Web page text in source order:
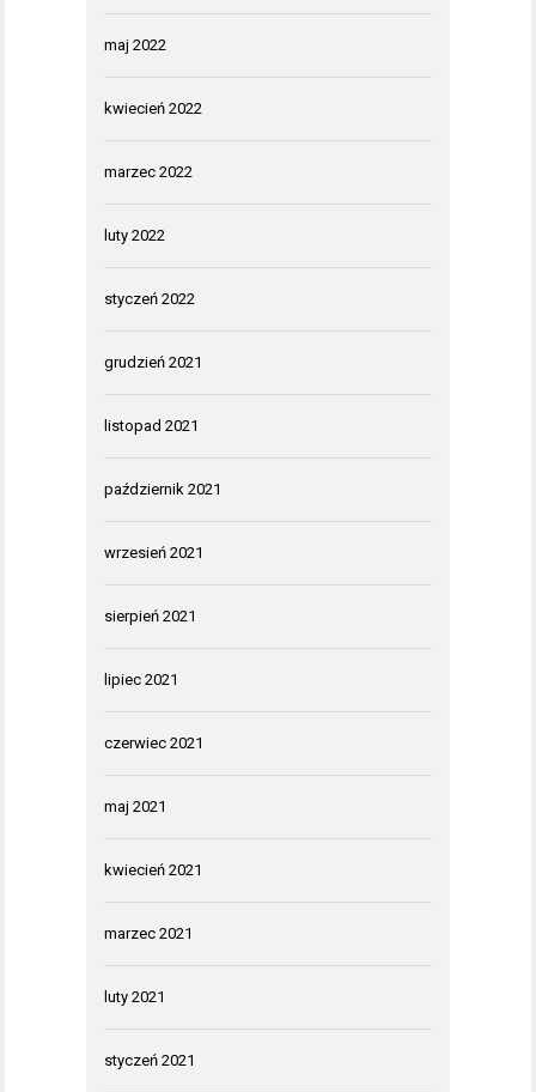
maj 2022
kwiecień 2022
marzec 2022
luty 2022
styczeń 2022
grudzień 2021
listopad 2021
październik 2021
wrzesień 2021
sierpień 2021
lipiec 2021
czerwiec 2021
maj 2021
kwiecień 2021
marzec 2021
luty 2021
styczeń 2021